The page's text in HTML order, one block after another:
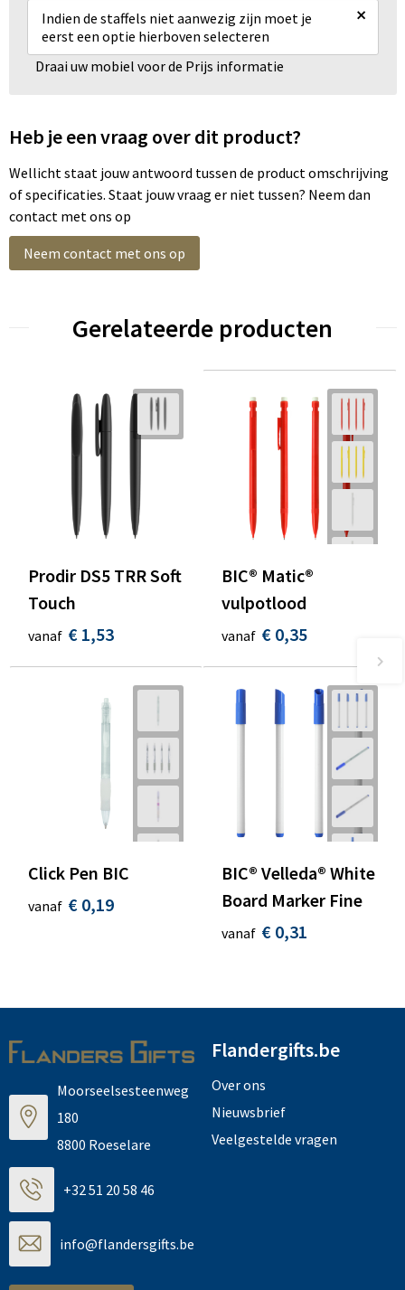
Indien de staffels niet aanwezig zijn moet je
eerst een optie hierboven selecteren
×
Draai uw mobiel voor de Prijs informatie
Heb je een vraag over dit product?
Wellicht staat jouw antwoord tussen de product omschrijving
of specificaties. Staat jouw vraag er niet tussen? Neem dan
contact met ons op
Neem contact met ons op
Gerelateerde producten
Prodir DS5 TRR Soft
Touch
vanaf € 1,53
BIC® Matic®
vulpotlood
vanaf € 0,35
Click Pen BIC
vanaf € 0,19
BIC® Velleda® White
Board Marker Fine
vanaf € 0,31
Moorseelsesteenweg
180
8800 Roeselare
+32 51 20 58 46
info@flandersgifts.be
Flandergifts.be
Over ons
Nieuwsbrief
Veelgestelde vragen